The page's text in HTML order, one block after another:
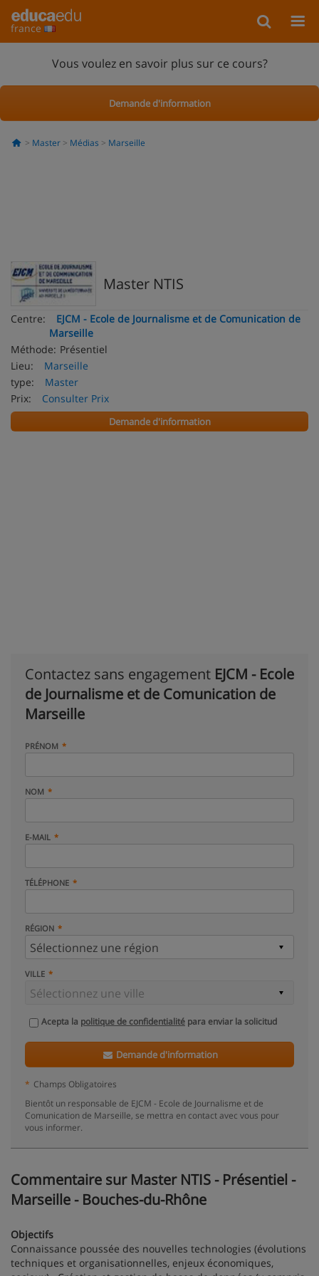
france
Vous voulez en savoir plus sur ce cours?
Demande d'information
Master Médias Marseille
Master NTIS
Centre:
EJCM - Ecole de Journalisme et de Comunication de
Marseille
Méthode: Présentiel
Lieu:
Marseille
type:
Master
Prix:
Consulter Prix
Demande d'information
Contactez sans engagement EJCM - Ecole
de Journalisme et de Comunication de
Marseille
PRÉNOM
NOM
E-MAIL
TÉLÉPHONE
RÉGION
VILLE
Acepta la politique de confidentialité para enviar la solicitud
Demande d'information
* Champs Obligatoires
Bientôt un responsable de EJCM - Ecole de Journalisme et de
Comunication de Marseille, se mettra en contact avec vous pour
vous informer.
Commentaire sur Master NTIS - Présentiel -
Marseille - Bouches-du-Rhône
Objectifs
Connaissance poussée des nouvelles technologies (évolutions
techniques et organisationnelles, enjeux économiques,